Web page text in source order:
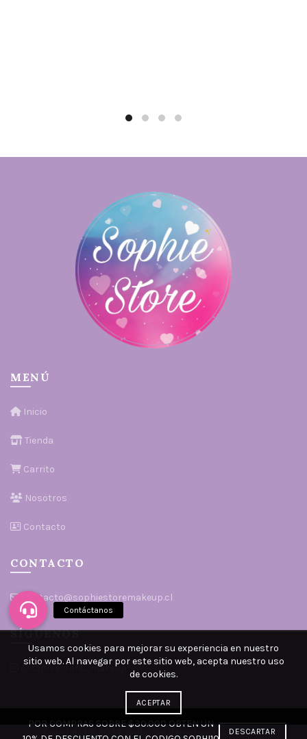
MENÚ
Inicio
Tienda
Carrito
Nosotros
Contacto
CONTACTO
contacto@sophiestoremakeup.cl
SÍGUENOS
@sophiestore_makeup
Copyright ©️ 2024. Todos los derechos reservados.
POR COMPRAS SOBRE $30.000 OBTEN UN
DESCARTAR
Usamos cookies para mejorar su experiencia en nuestro
sitio web. Al navegar por este sitio web, acepta nuestro uso
de cookies.
ACEPTAR